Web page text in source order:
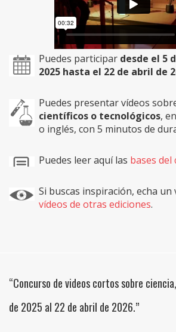
Puedes participar desde el 5
2025 hasta el 22 de abril de
Puedes presentar vídeos
científicos o tecnológicos,
o inglés, con 5 minutos de
Puedes leer aquí las bases del
Si buscas inspiración, echa un
vídeos de otras ediciones.
“Concurso de videos cortos sobre
de 2025 al 22 de abril de 2026.”